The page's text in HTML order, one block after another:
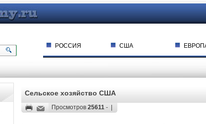
РОССИЯ США
Сельское хозяйство США
Просмотров 25611- |